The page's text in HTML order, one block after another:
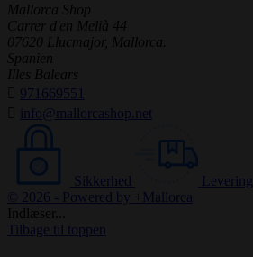
Mallorca Shop
Carrer d'en Melià 44
07620 Llucmajor, Mallorca.
Spanien
Illes Balears
971669551
info@mallorcashop.net
Sikkerhed Levering
© 2026 - Powered by +Mallorca
Indlæser...
Tilbage til toppen